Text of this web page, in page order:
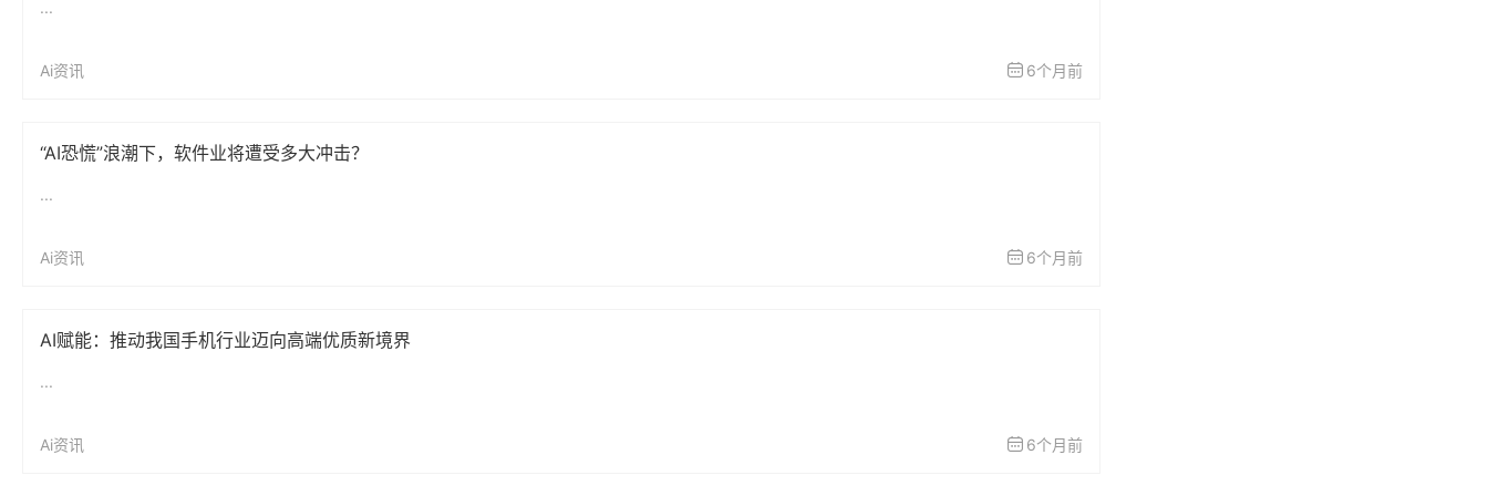
...
Ai资讯 6个月前
“AI恐慌”浪潮下，软件业将遭受多大冲击？
...
Ai资讯 6个月前
AI赋能：推动我国手机行业迈向高端优质新境界
...
Ai资讯 6个月前